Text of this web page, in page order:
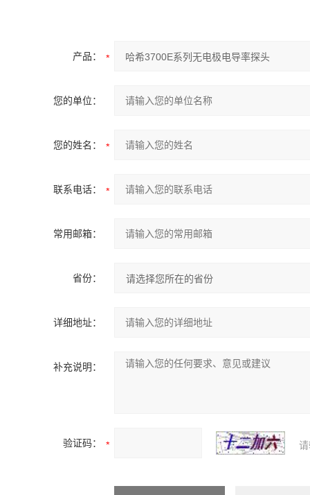
产品：
您的单位：
您的姓名：
联系电话：
常用邮箱：
省份：
详细地址：
补充说明：
验证码：